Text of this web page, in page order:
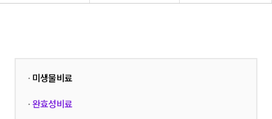
· 미생물비료
· 완효성비료